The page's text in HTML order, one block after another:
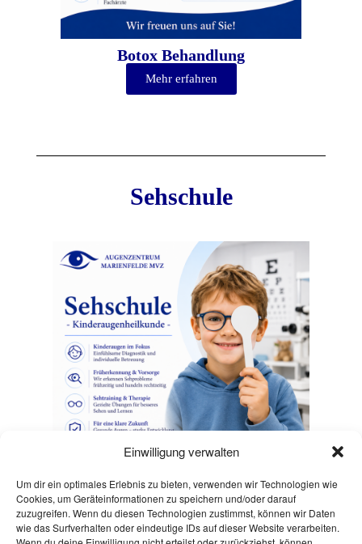
Einwilligung verwalten
Um dir ein optimales Erlebnis zu bieten, verwenden wir Technologien wie
Cookies, um Geräteinformationen zu speichern und/oder darauf
zuzugreifen. Wenn du diesen Technologien zustimmst, können wir Daten
wie das Surfverhalten oder eindeutige IDs auf dieser Website verarbeiten.
Botox Behandlung
Mehr erfahren
Sehschule
Sehschule - Kinderaugenheilkunde -
Mehr erfahren